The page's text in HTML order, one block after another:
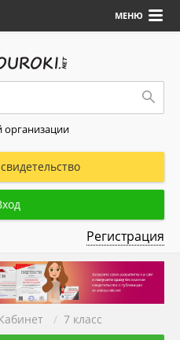
МЕНЮ
организации
Регистрация
/ 7 класс